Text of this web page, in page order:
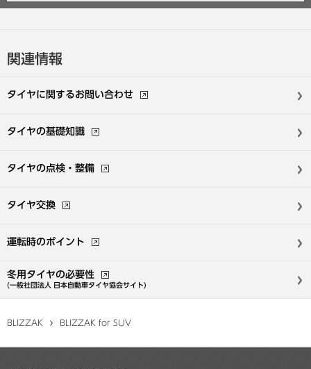
関連情報
タイヤに関するお問い合わせ
タイヤの基礎知識
タイヤの点検・整備
タイヤ交換
運転時のポイント
冬用タイヤの必要性
(一般社団法人 日本自動車タイヤ協会サイト)
BLIZZAK BLIZZAK for SUV